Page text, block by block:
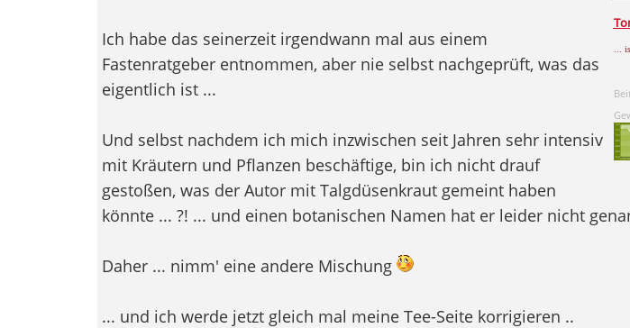
...
Ich habe das seinerzeit irgendwann mal aus einem
Fastenratgeber entnommen, aber nie selbst nachgeprüft, was das
eigentlich ist ...
Und selbst nachdem ich mich inzwischen seit Jahren sehr intensiv
mit Kräutern und Pflanzen beschäftige, bin ich nicht drauf
gestoßen, was der Autor mit Talgdüsenkraut gemeint haben
könnte ... ?! ... und einen botanischen Namen hat er leider nicht
Daher ... nimm' eine andere Mischung
... und ich werde jetzt gleich mal meine Tee-Seite korrigieren ..